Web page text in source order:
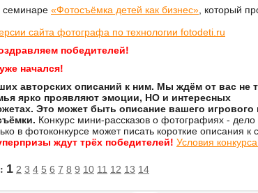
семинаре «Фотосъёмка детей как бизнес» , который
сайта фотографа по технологии fotodeti.ru
победителей!
начался!
авторских описаний к ним. Мы ждём от вас не
ярко проявляют эмоции, НО и интересных
Это может быть описание вашего игрового
Конкурс мини-рассказов о фотографиях - дело
в фотоконкурсе может писать короткие описания
ждут трёх победителей! Условия
1 2 3 4 5 6 7 8 9 10 11 12 13 14